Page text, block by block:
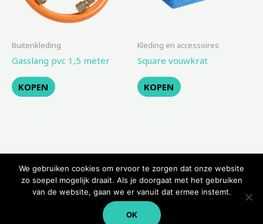
Buitenkleding
Gasslang pvc 1,5 meter
KOPEN
Kleding en accessoires
Square vouwkrat
KOPEN
Copyright © 2026 Kampeerwinkeltje
We gebruiken cookies om ervoor te zorgen dat onze website
zo soepel mogelijk draait. Als je doorgaat met het gebruiken
van de website, gaan we er vanuit dat ermee instemt.
OK